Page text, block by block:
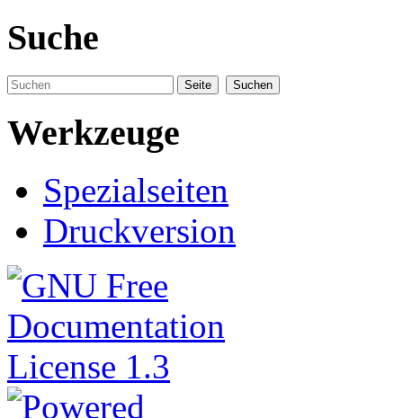
Suche
Werkzeuge
Spezialseiten
Druckversion